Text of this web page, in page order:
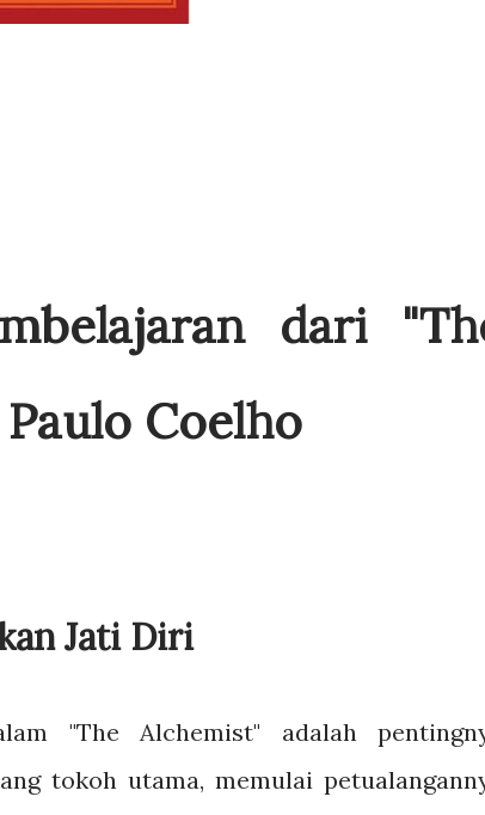
dari
Coelho
Jati Diri
"The Alchemist" adalah
tokoh utama, memulai